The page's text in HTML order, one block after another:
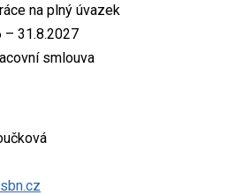
na plný úvazek
– 31.8.2027
smlouva